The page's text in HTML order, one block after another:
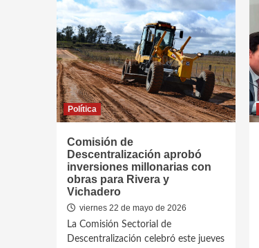
Política
Comisión de
Descentralización aprobó
inversiones millonarias con
obras para Rivera y
Vichadero
viernes 22 de mayo de 2026
La Comisión Sectorial de
Descentralización celebró este jueves